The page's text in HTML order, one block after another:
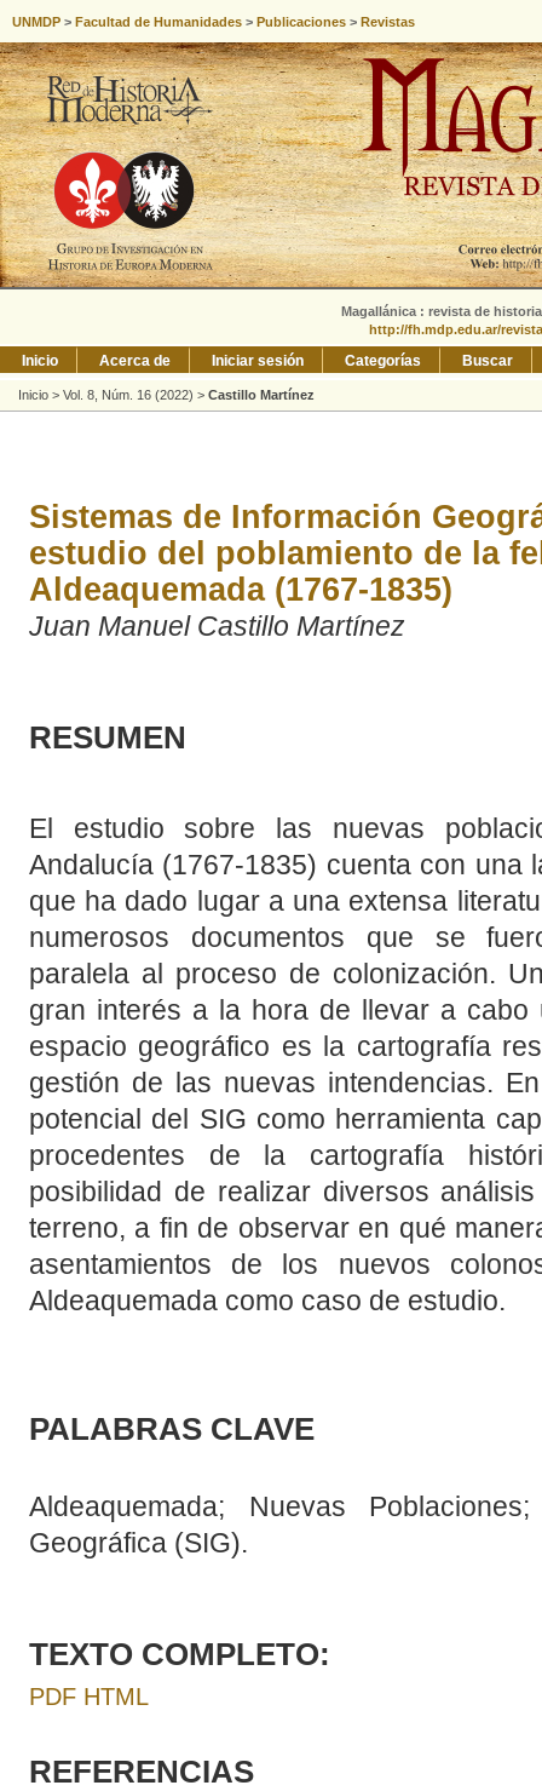
UNMDP > Facultad de Humanidades > Publicaciones > Revistas
Magallánica : revista de
http://fh.mdp.edu.ar/
Inicio Acerca de Iniciar sesión Categorías Buscar
Inicio > Vol. 8, Núm. 16 (2022) > Castillo Martínez
Sistemas de Información
estudio del poblamiento de la
Aldeaquemada (1767-1835)
Juan Manuel Castillo Martínez
RESUMEN
El estudio sobre las nuevas
Andalucía (1767-1835) cuenta con una
que ha dado lugar a una extensa
numerosos documentos que se
paralela al proceso de colonización.
gran interés a la hora de llevar a cabo
espacio geográfico es la cartografía
gestión de las nuevas intendencias.
potencial del SIG como herramienta
procedentes de la cartografía
posibilidad de realizar diversos
terreno, a fin de observar en qué
asentamientos de los nuevos
Aldeaquemada como caso de estudio.
PALABRAS CLAVE
Aldeaquemada; Nuevas
Geográfica (SIG).
TEXTO COMPLETO:
PDF HTML
REFERENCIAS